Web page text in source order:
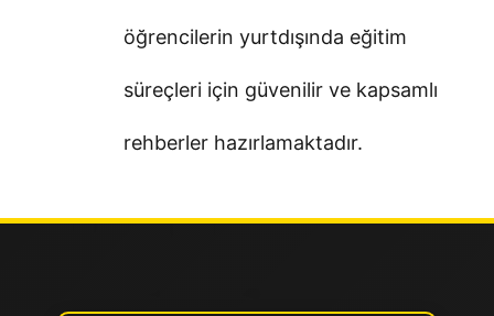
öğrencilerin yurtdışında eğitim
süreçleri için güvenilir ve kapsamlı
rehberler hazırlamaktadır.